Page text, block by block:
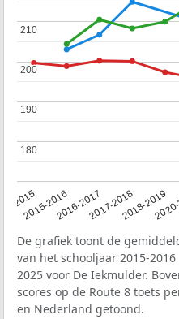
2015
2015-20162016-20172017-20182018-2019
180
180
190
190
200
200
210
210
De grafiek toont de
van het schooljaar 2015-
2025 voor De Iekmulder.
scores op de Route 8 toets
en Nederland getoond.